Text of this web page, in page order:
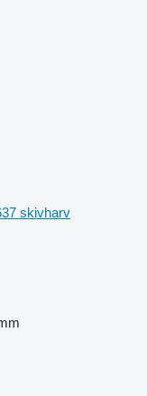
skivharv